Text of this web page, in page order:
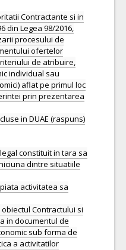
Contractante si in
din Legea 98/2016,
procesului de
ofertelor
de atribuire,
individual sau
aflat pe primul loc
prin prezentarea
in DUAE (raspuns)
constituit in tara sa
dintre situatiile
activitatea sa
Contractului si
in documentul de
sub forma de
a activitatilor